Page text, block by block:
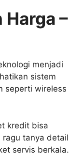
–
menjadi
sistem
seperti wireless
kredit bisa
ragu tanya detail
servis berkala.